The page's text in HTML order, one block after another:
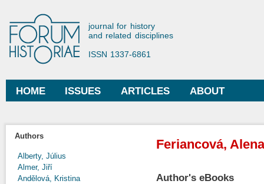
Forum Historiae
journal for history
and related disciplines
ISSN 1337-6861
Main menu
HOME ISSUES ARTICLES ABOUT
Authors
Alberty, Július
Almer, Jiří
Andělová, Kristina
Feriancová, Alena
Author's eBooks